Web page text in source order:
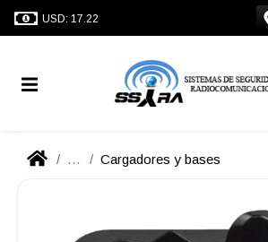
USD: 17.22
... Cargadores y bases